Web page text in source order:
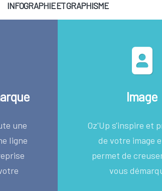
INFOGRAPHIE ET GRAPHISME
une
ligne
Image
Oz'Up s'inspire et
de votre image
permet de
vous